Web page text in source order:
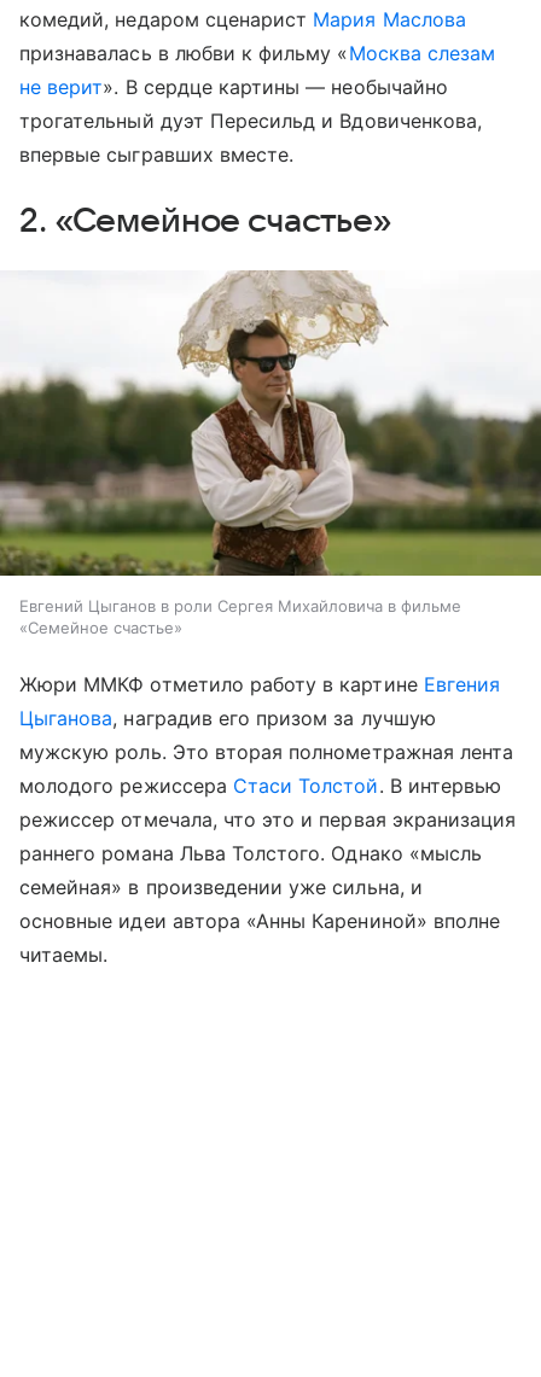
комедий, недаром сценарист Мария Маслова
признавалась в любви к фильму «Москва слезам
не верит». В сердце картины — необычайно
трогательный дуэт Пересильд и Вдовиченкова,
впервые сыгравших вместе.
2. «Семейное счастье»
Евгений Цыганов в роли Сергея Михайловича в фильме
«Семейное счастье»
Жюри ММКФ отметило работу в картине Евгения
Цыганова, наградив его призом за лучшую
мужскую роль. Это вторая полнометражная лента
молодого режиссера Стаси Толстой. В интервью
режиссер отмечала, что это и первая экранизация
раннего романа Льва Толстого. Однако «мысль
семейная» в произведении уже сильна, и
основные идеи автора «Анны Карениной» вполне
читаемы.